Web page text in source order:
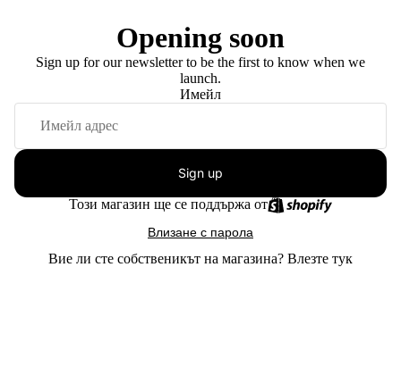
Opening soon
Sign up for our newsletter to be the first to know when we
launch.
Имейл
Sign up
Този магазин ще се поддържа от
Влизане с парола
Вие ли сте собственикът на магазина? Влезте тук